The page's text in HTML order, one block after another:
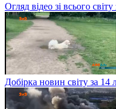
Огляд відео зі всього
Добірка новин світу за 14